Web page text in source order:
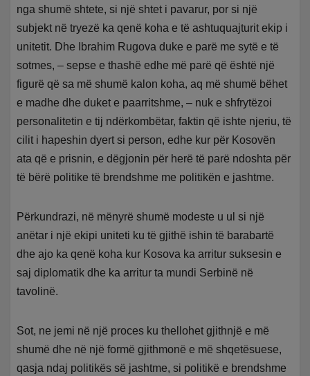
nga shumë shtete, si një shtet i pavarur, por si një
subjekt në tryezë ka qenë koha e të ashtuquajturit ekip i
unitetit. Dhe Ibrahim Rugova duke e parë me sytë e të
sotmes, – sepse e thashë edhe më parë që është një
figurë që sa më shumë kalon koha, aq më shumë bëhet
e madhe dhe duket e paarritshme, – nuk e shfrytëzoi
personalitetin e tij ndërkombëtar, faktin që ishte njeriu, të
cilit i hapeshin dyert si person, edhe kur për Kosovën
ata që e prisnin, e dëgjonin për herë të parë ndoshta për
të bërë politike të brendshme me politikën e jashtme.
Përkundrazi, në mënyrë shumë modeste u ul si një
anëtar i një ekipi uniteti ku të gjithë ishin të barabartë
dhe ajo ka qenë koha kur Kosova ka arritur suksesin e
saj diplomatik dhe ka arritur ta mundi Serbinë në
tavolinë.
Sot, ne jemi në një proces ku thellohet gjithnjë e më
shumë dhe në një formë gjithmonë e më shqetësuese,
qasja ndaj politikës së jashtme, si politikë e brendshme